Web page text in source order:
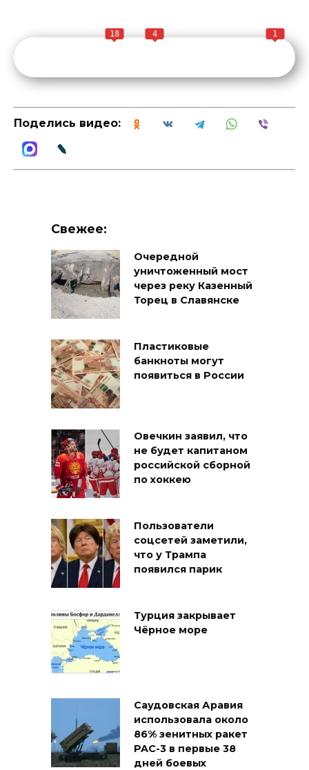
18 4 1
Поделись видео:
Свежее:
Очередной
уничтоженный мост
через реку Казенный
Торец в Славянске
Пластиковые
банкноты могут
появиться в России
Овечкин заявил, что
не будет капитаном
российской сборной
по хоккею
Пользователи
соцсетей заметили,
что у Трампа
появился парик
Турция закрывает
Чёрное море
Саудовская Аравия
использовала около
86% зенитных ракет
PAC-3 в первые 38
дней боевых